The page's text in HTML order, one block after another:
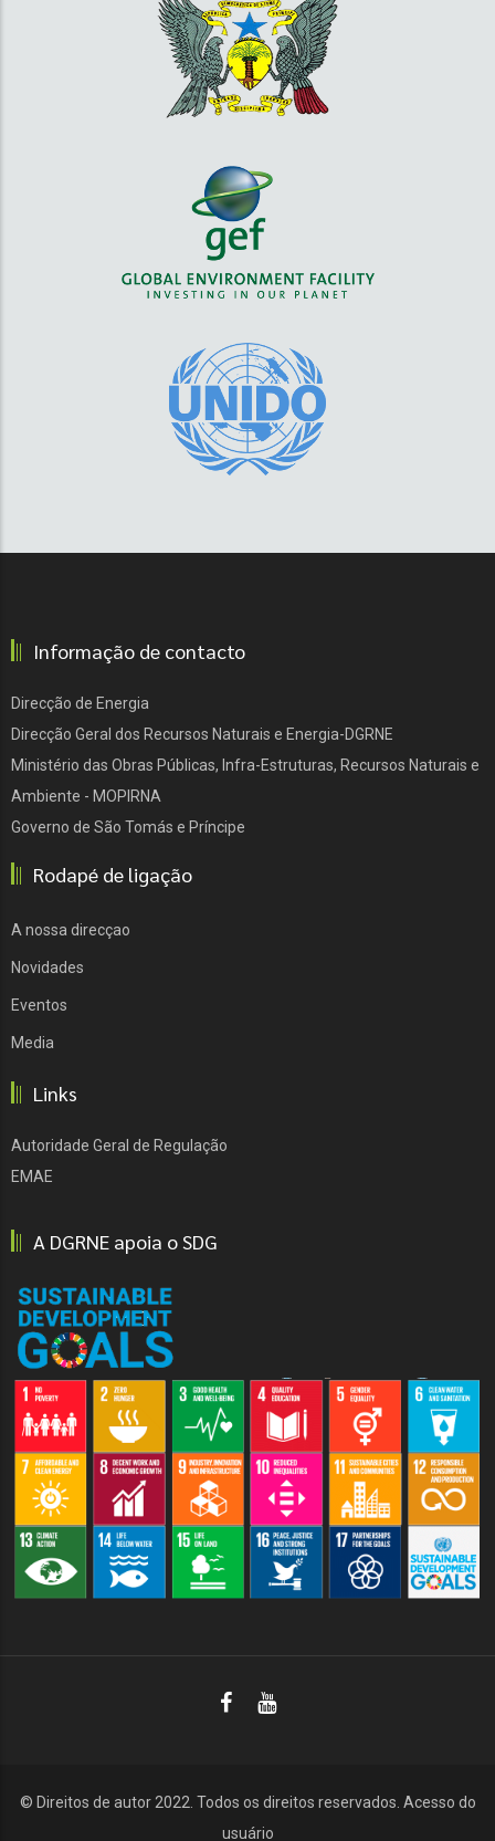
Informação de contacto
Direcção de Energia
Direcção Geral dos Recursos Naturais e Energia-DGRNE
Ministério das Obras Públicas, Infra-Estruturas, Recursos Naturais e
Ambiente - MOPIRNA
Governo de São Tomás e Príncipe
Rodapé de ligação
A nossa direcçao
Novidades
Eventos
Media
Links
Autoridade Geral de Regulação
EMAE
A DGRNE apoia o SDG
© Direitos de autor 2022. Todos os direitos reservados. Acesso do
usuário